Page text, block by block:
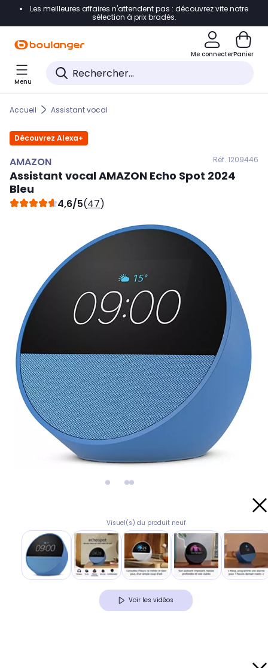
Accéder directement à la navigation
Accéder directement au pied de page
Accéder directement au chatbot
Les meilleures affaires n'attendent pas : découvrez vite notre
sélection à prix bradés.
Me connecterPanier
Menu
Accueil Assistant vocal
Découvrez Alexa+
AMAZON Réf. 1209446
Assistant vocalAMAZON Echo Spot 2024
Bleu
4,6/5(47)
Visuel(s) du produit neuf
Voir les vidéos